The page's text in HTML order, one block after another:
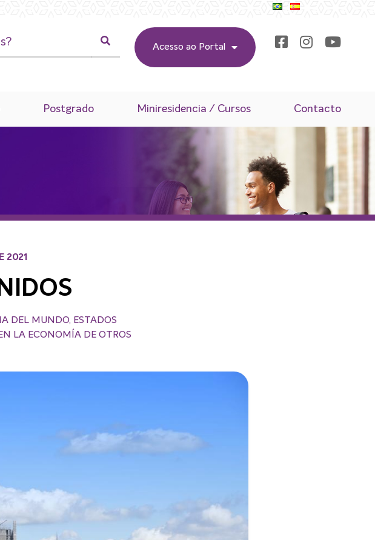
Acesso ao Portal
Postgrado Miniresidencia / Cursos Contacto
2021
DEL MUNDO, ESTADOS
LA ECONOMÍA DE OTROS